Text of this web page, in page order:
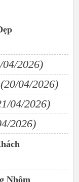
04/2026)
(20/04/2026)
04/2026)
2026)
Nhôm